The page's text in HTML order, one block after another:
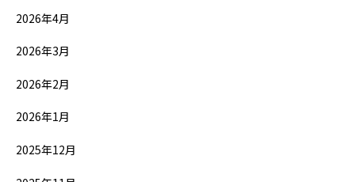
2026年4月
2026年3月
2026年2月
2026年1月
2025年12月